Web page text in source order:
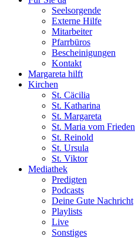
Seelsorgende
Externe Hilfe
Mitarbeiter
Pfarrbüros
Bescheinigungen
Kontakt
Margareta hilft
Kirchen
St. Cäcilia
St. Katharina
St. Margareta
St. Maria vom Frieden
St. Reinold
St. Ursula
St. Viktor
Mediathek
Predigten
Podcasts
Deine Gute Nachricht
Playlists
Live
Sonstiges